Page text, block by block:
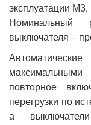
эксплуатации
Номинальный
выключателя –
повторное
перегрузки по
а